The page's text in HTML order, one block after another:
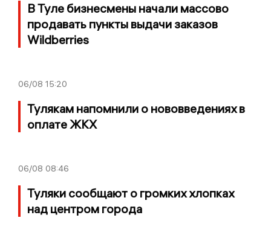
В Туле бизнесмены начали массово
продавать пункты выдачи заказов
Wildberries
06/08 15:20
Тулякам напомнили о нововведениях в
оплате ЖКХ
06/08 08:46
Туляки сообщают о громких хлопках
над центром города